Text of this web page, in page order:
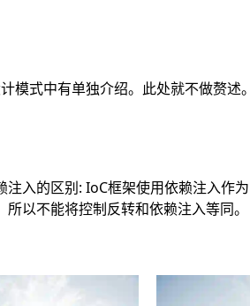
模式中有单独介绍。此处就不做赘
注入的区别: IoC框架使用依赖注入作
所以不能将控制反转和依赖注入等同。